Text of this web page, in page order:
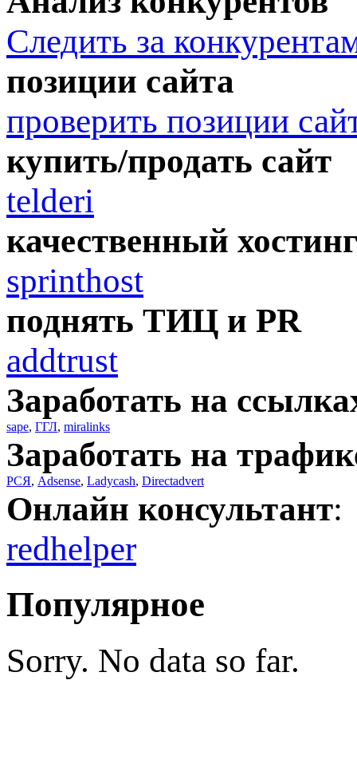
Следить за
позиции сайта
проверить позиции
купить/продать сайт
telderi
качественный
sprinthost
поднять ТИЦ и PR
addtrust
Заработать на
sape, ГГЛ, miralinks
Заработать на
РСЯ, Adsense, Ladycash, Directadvert
Онлайн консультант:
redhelper
Популярное
Sorry. No data so far.